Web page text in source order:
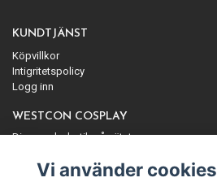
KUNDTJÄNST
Köpvillkor
Intigritetspolicy
Logg inn
WESTCON COSPLAY
Din cosplaybutik på nätet
Vi använder cookies